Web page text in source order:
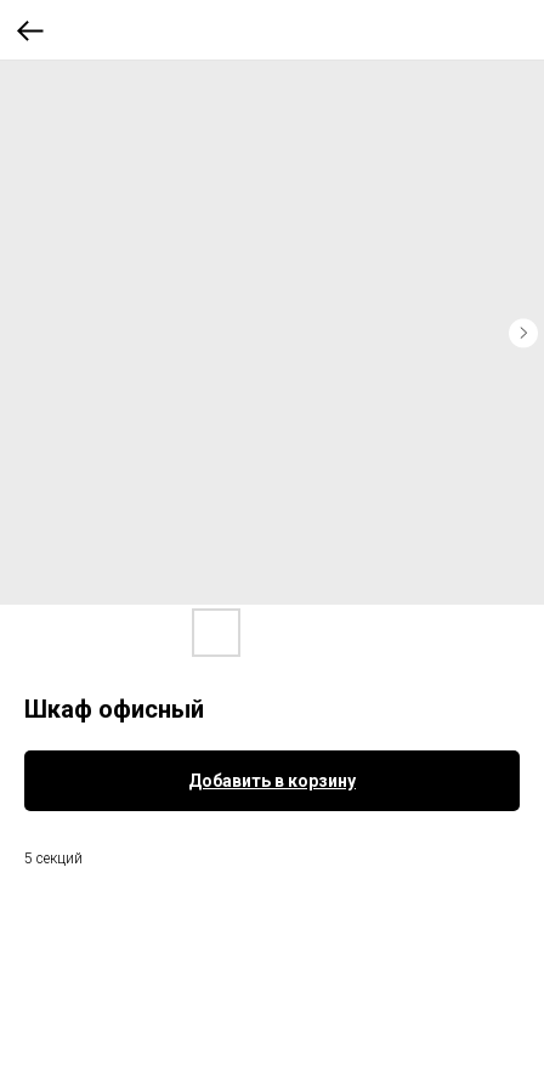
Шкаф офисный
Добавить в корзину
5 секций